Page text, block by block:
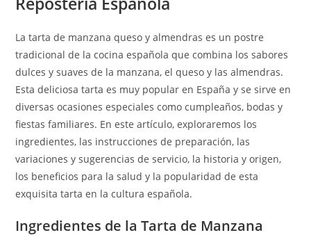
La tarta de manzana queso y almendras es un postre
tradicional de la cocina española que combina los sabores
dulces y suaves de la manzana, el queso y las almendras.
Esta deliciosa tarta es muy popular en España y se sirve en
diversas ocasiones especiales como cumpleaños, bodas y
fiestas familiares. En este artículo, exploraremos los
ingredientes, las instrucciones de preparación, las
variaciones y sugerencias de servicio, la historia y origen,
los beneficios para la salud y la popularidad de esta
exquisita tarta en la cultura española.
Ingredientes de la Tarta de Manzana